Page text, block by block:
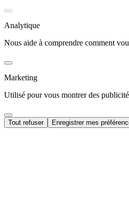
Analytique
Nous aide à comprendre comment
Marketing
Utilisé pour vous montrer des
Tout refuser Enregistrer mes